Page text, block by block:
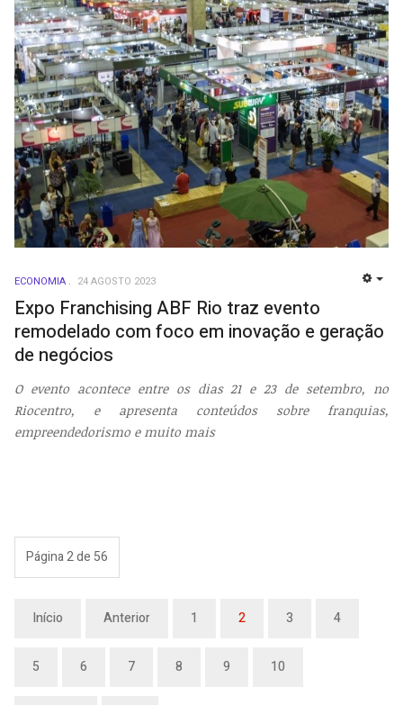
ECONOMIA 24 AGOSTO 2023
Expo Franchising ABF Rio traz evento
remodelado com foco em inovação e geração
de negócios
O evento acontece entre os dias 21 e 23 de setembro, no
Riocentro, e apresenta conteúdos sobre franquias,
empreendedorismo e muito mais
Página 2 de 56
Início Anterior 1 2 3 4
5 6 7 8 9 10